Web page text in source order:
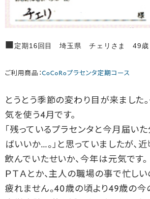
■定期16回目 埼玉県 チェリさま 49歳
ご利用商品：CoCoRoプラセンタ定期コース
とうとう季節の変わり目が来ました
気を使う4月です。
「残っているプラセンタと今月届い
ばいいか…。」と思っていましたが、
飲んでいたせいか、今年は元気です。
ＰＴＡとか、主人の職場の事で忙しい
疲れません。40歳の頃より49歳の今